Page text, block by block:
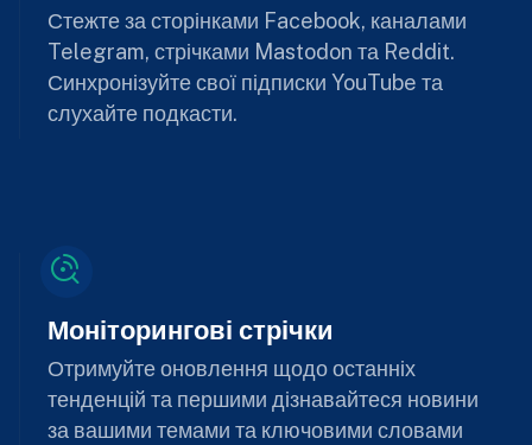
Стежте за сторінками Facebook, каналами
Telegram, стрічками Mastodon та Reddit.
Синхронізуйте свої підписки YouTube та
слухайте подкасти.
Моніторингові стрічки
Отримуйте оновлення щодо останніх
тенденцій та першими дізнавайтеся новини
за вашими темами та ключовими словами